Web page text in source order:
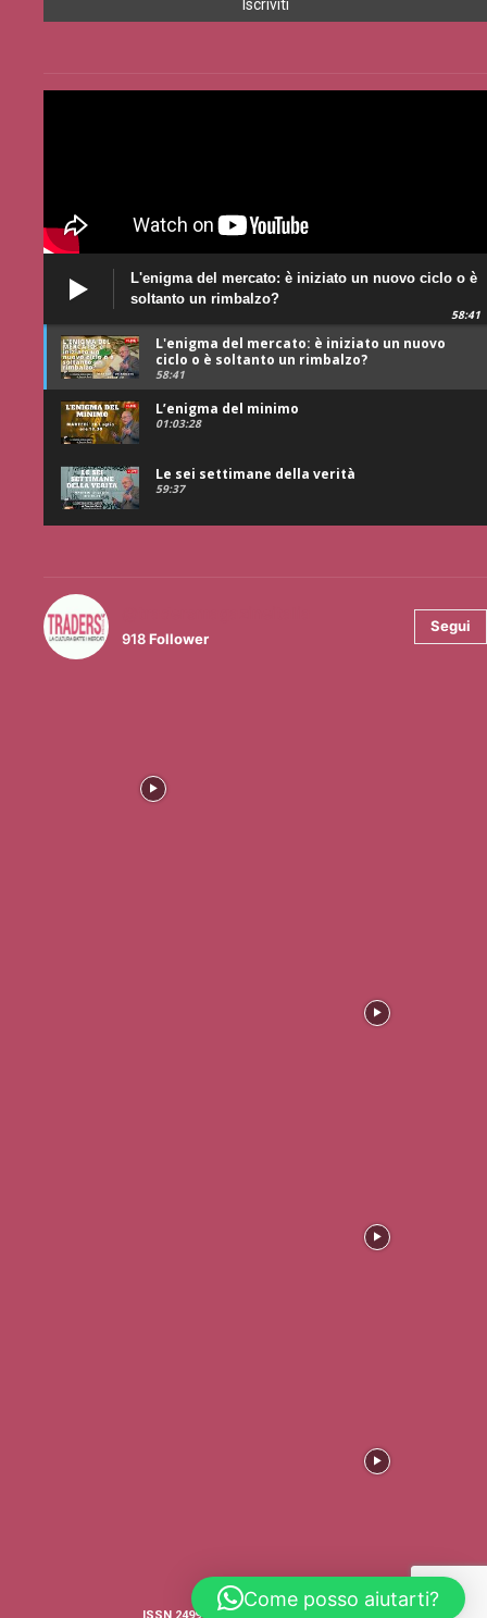
L'enigma del mercato: è iniziato un nuovo ciclo o è
soltanto un rimbalzo?
58:41
L'enigma del mercato: è iniziato un nuovo
ciclo o è soltanto un rimbalzo?
58:41
L’enigma del minimo
01:03:28
Le sei settimane della verità
59:37
918Follower
Segui
Come posso aiutarti?